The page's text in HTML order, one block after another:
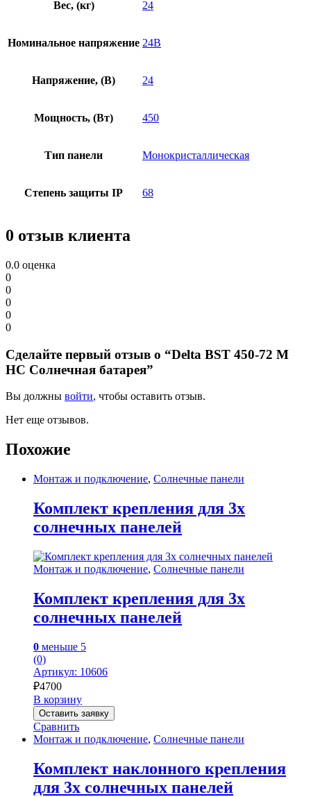
Вес, (кг) 24
Номинальное напряжение 24В
Напряжение, (В) 24
Мощность, (Вт) 450
Тип панели Монокристаллическая
Степень защиты IP 68
0 отзыв клиента
0.0 оценка
0
0
0
0
0
Сделайте первый отзыв о “Delta BST 450-72 M
HC Солнечная батарея”
Вы должны войти, чтобы оставить отзыв.
Нет еще отзывов.
Похожие
Монтаж и подключение, Солнечные панели
Комплект крепления для 3х
солнечных панелей
Монтаж и подключение, Солнечные панели
Комплект крепления для 3х
солнечных панелей
0 меньше 5
(0)
Артикул: 10606
₽4700
В корзину
Оставить заявку
Сравнить
Монтаж и подключение, Солнечные панели
Комплект наклонного крепления
для 3х солнечных панелей